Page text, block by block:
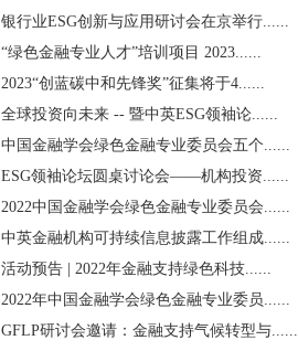
银行业ESG创新与应用研讨会在京举行......
“绿色金融专业人才”培训项目 2023......
2023“创蓝碳中和先锋奖”征集将于4......
全球投资向未来 -- 暨中英ESG领袖论......
中国金融学会绿色金融专业委员会五个......
ESG领袖论坛圆桌讨论会——机构投资......
2022中国金融学会绿色金融专业委员会......
中英金融机构可持续信息披露工作组成......
活动预告 | 2022年金融支持绿色科技......
2022年中国金融学会绿色金融专业委员......
GFLP研讨会邀请：金融支持气候转型与......